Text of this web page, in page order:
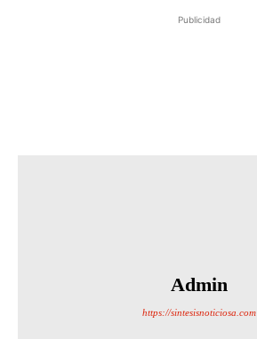
Publicidad
Admin
https://sintesisnoticiosa.com